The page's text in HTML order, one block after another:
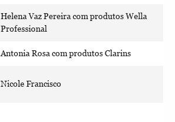
Helena Vaz Pereira com produtos Wella
Professional
Antonia Rosa com produtos Clarins
Nicole Francisco